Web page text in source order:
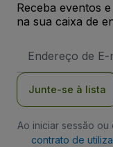
Receba eventos
na sua caixa de
de
Junte-se à lista
Ao iniciar sessão
contrato de